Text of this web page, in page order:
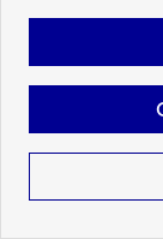
En ligne
Ajouter